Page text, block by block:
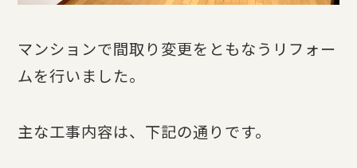
マンションで間取り変更をともなうリフォー
ムを行いました。
主な工事内容は、下記の通りです。